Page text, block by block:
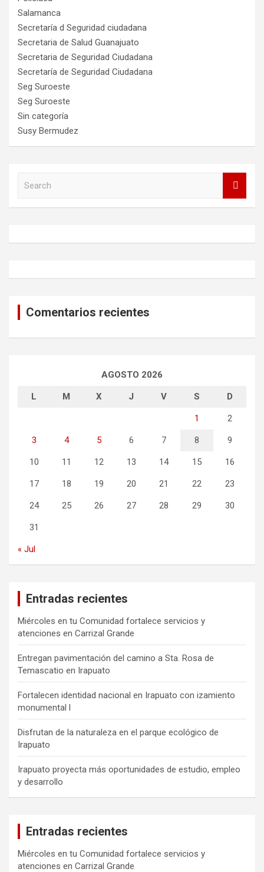
Salamanca
Secretaría d Seguridad ciudadana
Secretaria de Salud Guanajuato
Secretaria de Seguridad Ciudadana
Secretaría de Seguridad Ciudadana
Seg Suroeste
Seg Suroeste
Sin categoría
Susy Bermudez
h
Comentarios recientes
AGOSTO 2026
L M X J V S D
1 2
3 4 5 6 7 8 9
10 11 12 13 14 15 16
17 18 19 20 21 22 23
24 25 26 27 28 29 30
31
« Jul
Entradas recientes
Miércoles en tu Comunidad fortalece servicios y
atenciones en Carrizal Grande
Entregan pavimentación del camino a Sta. Rosa de
Temascatio en Irapuato
Fortalecen identidad nacional en Irapuato con izamiento
monumental l
Disfrutan de la naturaleza en el parque ecológico de
Irapuato
Irapuato proyecta más oportunidades de estudio, empleo
y desarrollo
Entradas recientes
Miércoles en tu Comunidad fortalece servicios y
atenciones en Carrizal Grande